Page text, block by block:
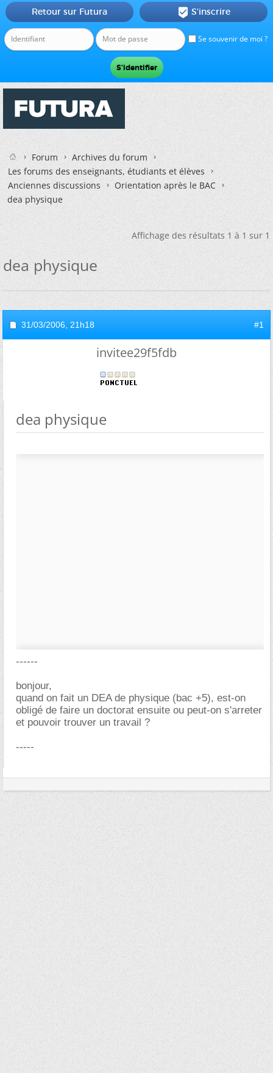
Se souvenir de moi ?
Retour sur Futura  S'inscrire
Forum
Archives du forum
Les forums des enseignants, étudiants et élèves
Anciennes discussions
Orientation après le BAC
dea physique
Affichage des résultats 1 à 1 sur 1
dea physique
31/03/2006, 21h18 #1
invitee29f5fdb
dea physique
------
bonjour,
quand on fait un DEA de physique (bac +5), est-on
obligé de faire un doctorat ensuite ou peut-on s'arreter
et pouvoir trouver un travail ?
-----